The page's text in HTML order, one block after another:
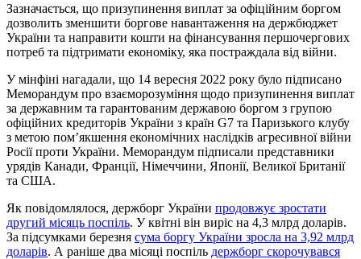
Зазначається, що призупинення виплат за офіційним боргом
дозволить зменшити боргове навантаження на держбюджет
України та направити кошти на фінансування першочергових
потреб та підтримати економіку, яка постраждала від війни.
У мінфіні нагадали, що 14 вересня 2022 року було підписано
Меморандум про взаєморозуміння щодо призупинення виплат
за державним та гарантованим державою боргом з групою
офіційних кредиторів України з країн G7 та Паризького клубу
з метою пом’якшення економічних наслідків агресивної війни
Росії проти України. Меморандум підписали представники
урядів Канади, Франції, Німеччини, Японії, Великої Британії
та США.
Як повідомлялося, держборг України продовжує зростати
другий місяць поспіль. У квітні він виріс на 4,3 млрд доларів.
За підсумками березня сума боргу України зросла на 3,92 млрд
доларів. А раніше два місяці поспіль держборг скорочувався